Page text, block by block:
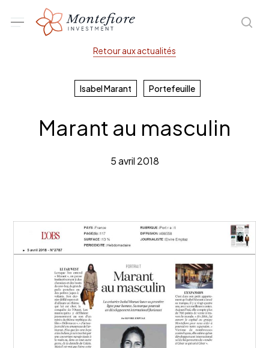
Menu
Retour aux actualités
Isabel Marant Portefeuille
Marant au masculin
5 avril 2018